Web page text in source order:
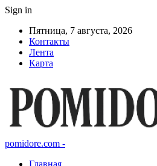
Sign in
Пятница, 7 августа, 2026
Контакты
Лента
Карта
pomidore.com -
Главная